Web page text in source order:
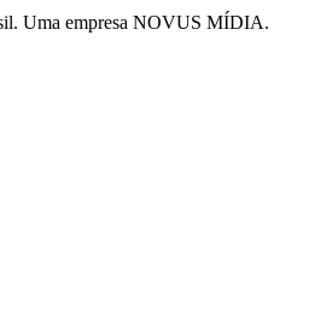
Uma empresa NOVUS MÍDIA.